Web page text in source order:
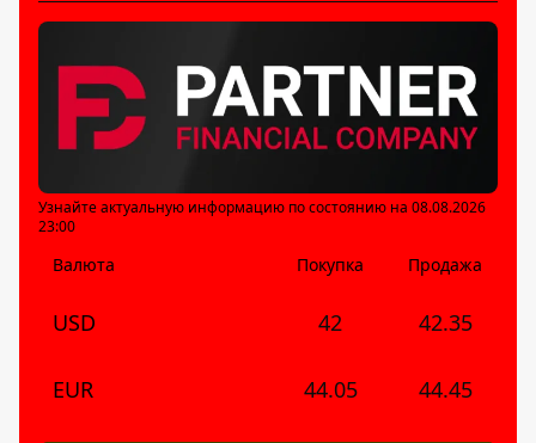
Узнайте актуальную информацию по состоянию на 08.08.2026
23:00
Валюта Покупка Продажа
USD 42 42.35
EUR 44.05 44.45